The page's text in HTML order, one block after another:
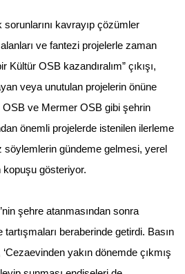
kavrayıp çözümler
ve fantezi projelerle zaman
Kültür OSB kazandıralım” çıkışı,
veya unutulan projelerin önüne
ve Mermer OSB gibi şehrin
önemli projelerde istenilen ilerleme
gündeme gelmesi, yerel
kopuşu gösteriyor.
şehre atanmasından sonra
beraberinde getirdi. Basın
yakın dönemde çıkmış